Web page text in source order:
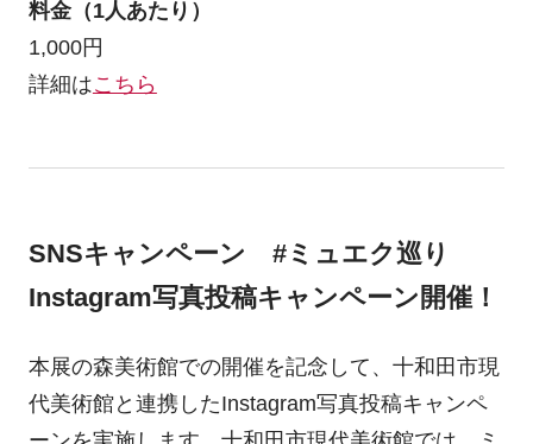
料金（1人あたり）
1,000円
詳細はこちら
SNSキャンペーン #ミュエク巡り
Instagram写真投稿キャンペーン開催！
本展の森美術館での開催を記念して、十和田市現
代美術館と連携したInstagram写真投稿キャンペ